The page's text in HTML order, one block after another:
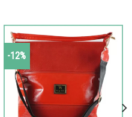
-12%